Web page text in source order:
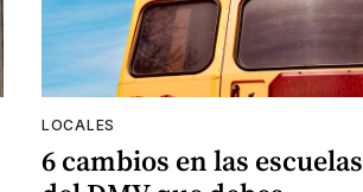
LOCALES
6 cambios en las escuelas